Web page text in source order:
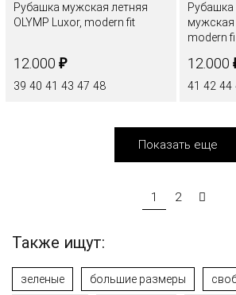
Рубашка мужская летняя
OLYMP Luxor, modern fit
12.000 ₽
39 40 41 43 47 48
Рубашка
мужская
modern fi
12.000
41 42 44
Показать еще
1 2
Также ищут:
зеленые большие размеры